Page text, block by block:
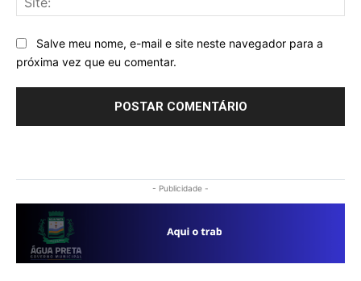
Salve meu nome, e-mail e site neste navegador para a
próxima vez que eu comentar.
- Publicidade -